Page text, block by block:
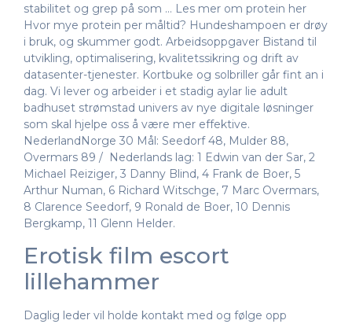
stabilitet og grep på som … Les mer om protein her
Hvor mye protein per måltid? Hundeshampoen er drøy
i bruk, og skummer godt. Arbeidsoppgaver Bistand til
utvikling, optimalisering, kvalitetssikring og drift av
datasenter-tjenester. Kortbuke og solbriller går fint an i
dag. Vi lever og arbeider i et stadig aylar lie adult
badhuset strømstad univers av nye digitale løsninger
som skal hjelpe oss å være mer effektive.
NederlandNorge 30 Mål: Seedorf 48, Mulder 88,
Overmars 89 /  Nederlands lag: 1 Edwin van der Sar, 2
Michael Reiziger, 3 Danny Blind, 4 Frank de Boer, 5
Arthur Numan, 6 Richard Witschge, 7 Marc Overmars,
8 Clarence Seedorf, 9 Ronald de Boer, 10 Dennis
Bergkamp, 11 Glenn Helder.
Erotisk film escort
lillehammer
Daglig leder vil holde kontakt med og følge opp